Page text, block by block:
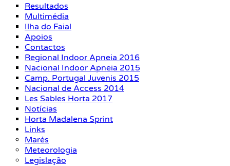
Resultados
Multimédia
Ilha do Faial
Apoios
Contactos
Regional Indoor Apneia 2016
Nacional Indoor Apneia 2015
Camp. Portugal Juvenis 2015
Nacional de Access 2014
Les Sables Horta 2017
Notícias
Horta Madalena Sprint
Links
Marés
Meteorologia
Legislação